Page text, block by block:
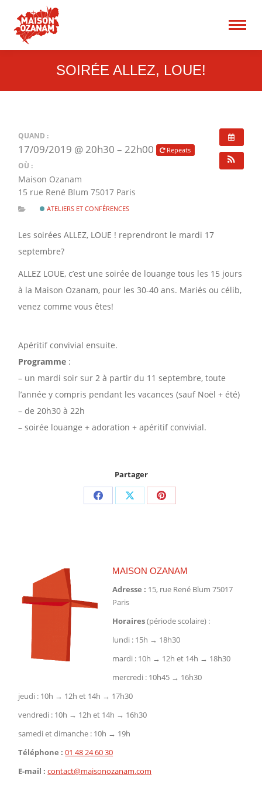
SOIRÉE ALLEZ, LOUE!
QUAND :
17/09/2019 @ 20h30 – 22h00 Repeats
OÙ :
Maison Ozanam
15 rue René Blum 75017 Paris
ATELIERS ET CONFÉRENCES
Les soirées ALLEZ, LOUE ! reprendront le mardi 17
septembre?
ALLEZ LOUE, c’est une soirée de louange tous les 15 jours
à la Maison Ozanam, pour les 30-40 ans. Mariés ou célib,
venez comme vous êtes!
Apéritif convivial ensuite.
Programme :
– un mardi soir sur 2 à partir du 11 septembre, toute
l’année y compris pendant les vacances (sauf Noël + été)
– de 20h30 à 22h
– soirée louange + adoration + apéritif convivial.
Partager
PartagerPartagerPartager
MAISON OZANAM
Adresse : 15, rue René Blum 75017
Paris
Horaires(période scolaire) :
lundi : 15h → 18h30
mardi : 10h → 12h et 14h → 18h30
mercredi : 10h45 → 16h30
jeudi : 10h → 12h et 14h → 17h30
vendredi : 10h → 12h et 14h → 16h30
samedi et dimanche : 10h → 19h
Téléphone : 01 48 24 60 30
E-mail : contact@maisonozanam.com